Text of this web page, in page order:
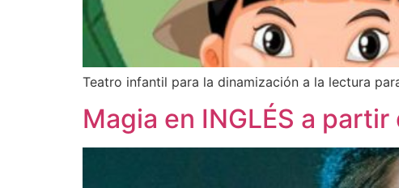
Teatro infantil para la dinamización a la lectura
Magia en INGLÉS a partir